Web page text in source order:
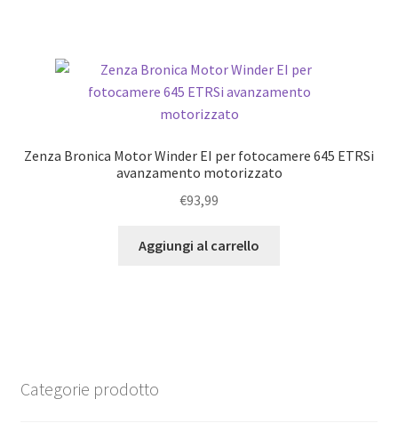
Zenza Bronica Motor Winder EI per fotocamere 645 ETRSi
avanzamento motorizzato
€93,99
Aggiungi al carrello
Categorie prodotto